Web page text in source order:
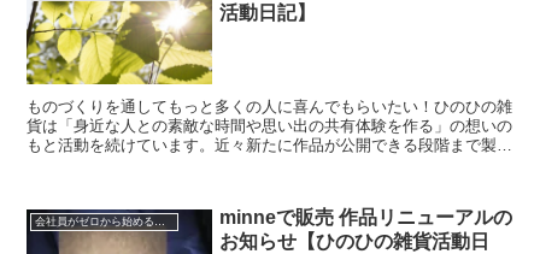
活動日記】
ものづくりを通してもっと多くの人に喜んでもらいたい！ひのひの雑
貨は「身近な人との素敵な時間や思い出の共有体験を作る」の想いの
もと活動を続けています。近々新たに作品が公開できる段階まで製作
minneで販売 作品リニューアルの
お知らせ【ひのひの雑貨活動日